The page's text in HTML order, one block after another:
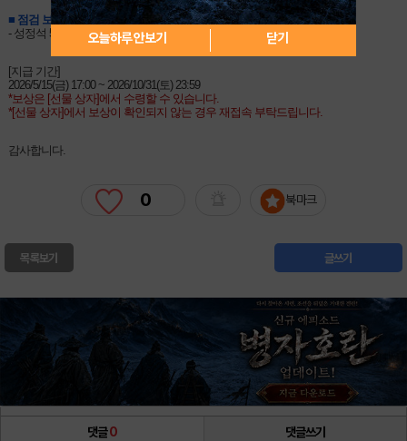
■ 점검 보상
- 성정석 5개 (점검 시간 당 성정석 1개)
[지급 기간]
2026/5/15(금) 17:00 ~ 2026/10/31(토) 23:59
*보상은 [선물 상자]에서 수령할 수 있습니다.
*[선물 상자]에서 보상이 확인되지 않는 경우 재접속 부탁드립니다.
감사합니다.
0 북마크
목록보기 글쓰기
댓글0 댓글쓰기
오늘하루 안보기 닫기